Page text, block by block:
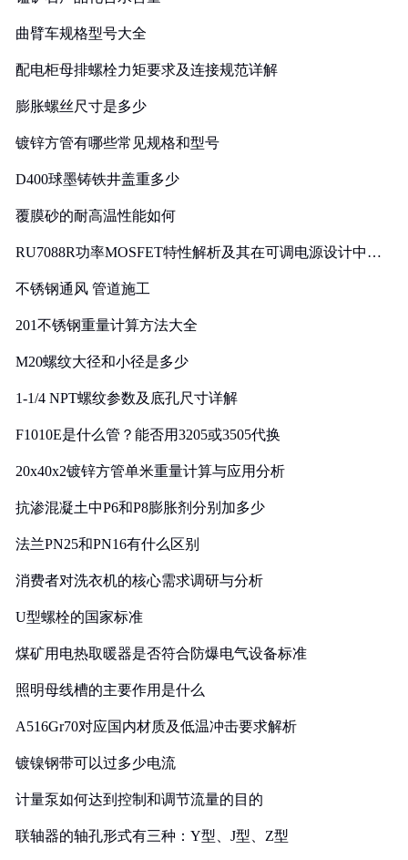
曲臂车规格型号大全
配电柜母排螺栓力矩要求及连接规范详解
膨胀螺丝尺寸是多少
镀锌方管有哪些常见规格和型号
D400球墨铸铁井盖重多少
覆膜砂的耐高温性能如何
RU7088R功率MOSFET特性解析及其在可调电源设计中的
不锈钢通风 管道施工
201不锈钢重量计算方法大全
M20螺纹大径和小径是多少
1-1/4 NPT螺纹参数及底孔尺寸详解
F1010E是什么管？能否用3205或3505代换
20x40x2镀锌方管单米重量计算与应用分析
抗渗混凝土中P6和P8膨胀剂分别加多少
法兰PN25和PN16有什么区别
消费者对洗衣机的核心需求调研与分析
U型螺栓的国家标准
煤矿用电热取暖器是否符合防爆电气设备标准
照明母线槽的主要作用是什么
A516Gr70对应国内材质及低温冲击要求解析
镀镍钢带可以过多少电流
计量泵如何达到控制和调节流量的目的
联轴器的轴孔形式有三种：Y型、J型、Z型